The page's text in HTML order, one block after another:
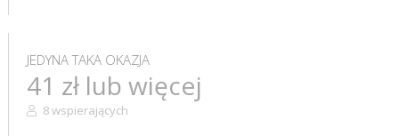
JEDYNA TAKA OKAZJA
41 zł lub więcej
8 wspierających